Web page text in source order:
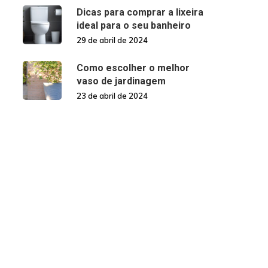
Dicas para comprar a lixeira
ideal para o seu banheiro
29 de abril de 2024
Como escolher o melhor
vaso de jardinagem
23 de abril de 2024